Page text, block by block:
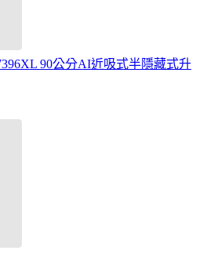
90公分AI近吸式半隱藏式升